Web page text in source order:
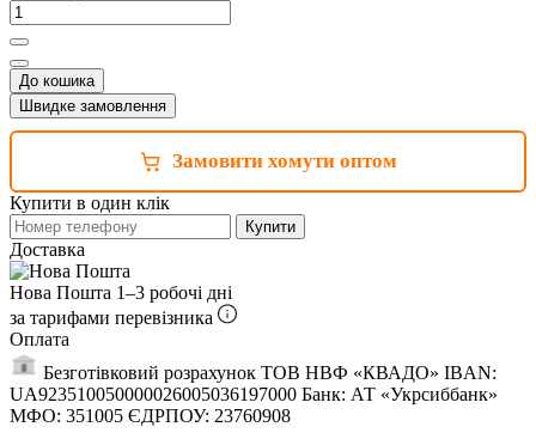
До кошика
Швидке замовлення
Замовити хомути оптом
Купити в один клік
Купити
Доставка
Нова Пошта 1–3 робочі дні
за тарифами перевізника
Оплата
Безготівковий розрахунок ТОВ НВФ «КВАДО» IBAN:
UA923510050000026005036197000 Банк: АТ «Укрсиббанк»
МФО: 351005 ЄДРПОУ: 23760908